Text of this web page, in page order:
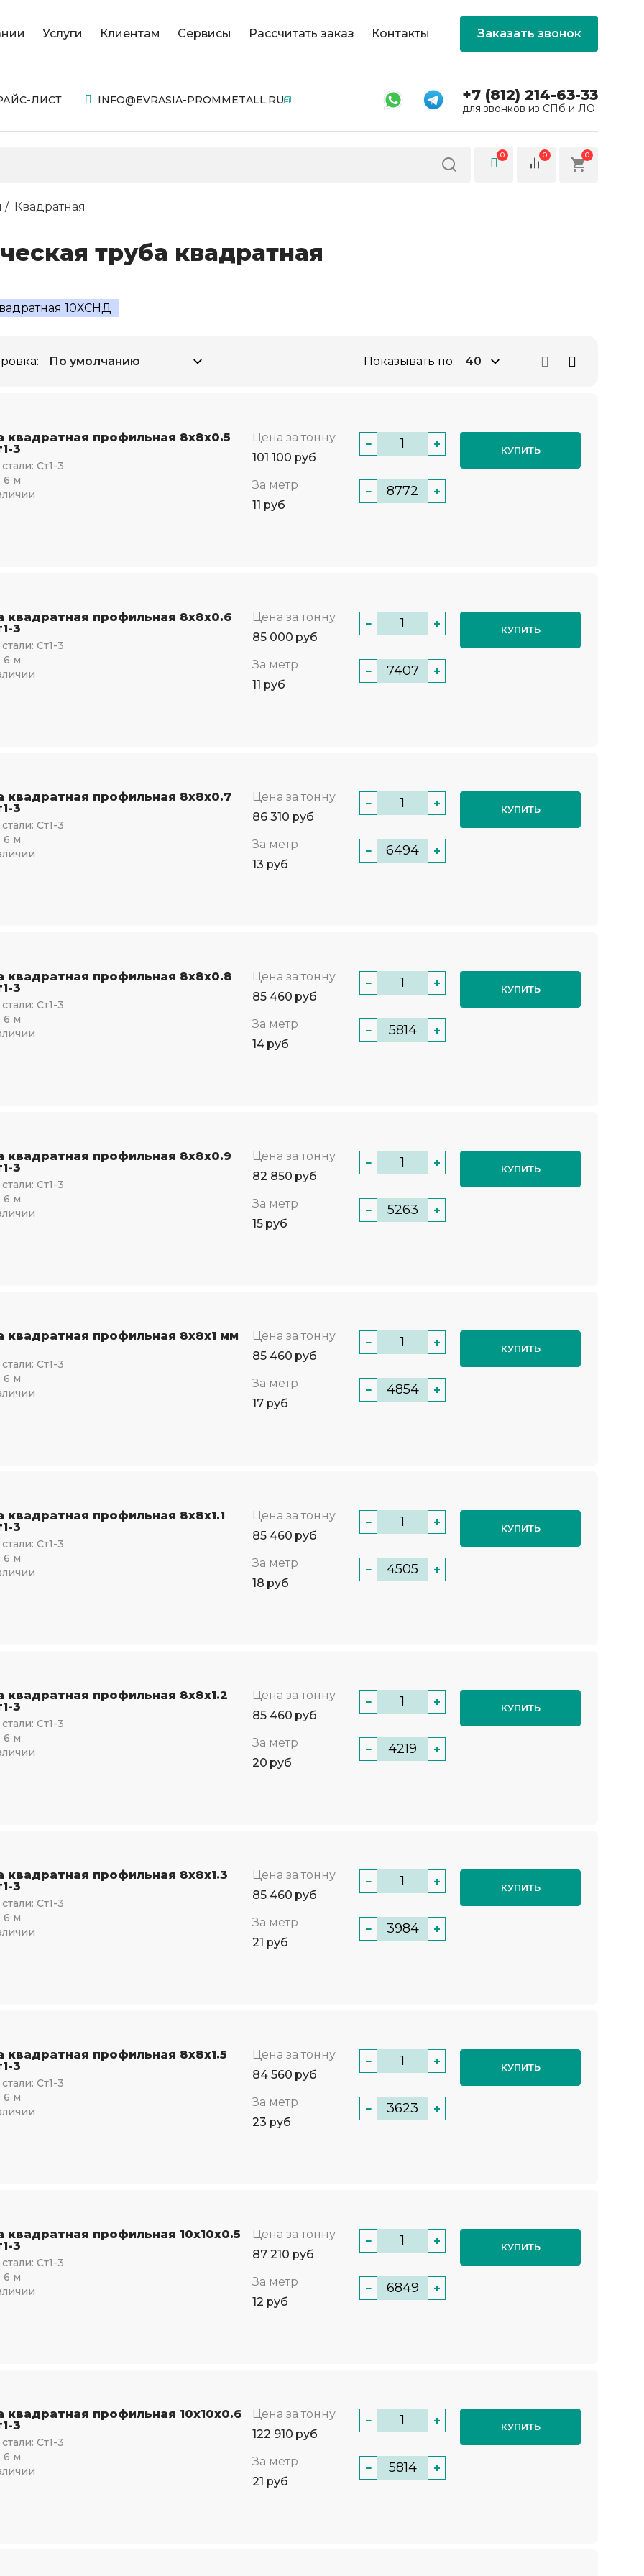
Услуги Клиентам Сервисы Рассчитать заказ Контакты Заказать звонок
ЛИСТ INFO@EVRASIA-PROMMETALL.RU +7 (812) 214-63-33
для звонков из СПб и ЛО
0 0 0
Квадратная
труба квадратная
10ХСНД
Показывать по:
квадратная профильная 8х8х0.5
3
Ст1-3
6 м
Цена за тонну
101 100 руб
− +
За метр
11 руб
− +
КУПИТЬ
квадратная профильная 8х8х0.6
3
Ст1-3
6 м
Цена за тонну
85 000 руб
− +
За метр
11 руб
− +
КУПИТЬ
квадратная профильная 8х8х0.7
3
Ст1-3
6 м
Цена за тонну
86 310 руб
− +
За метр
13 руб
− +
КУПИТЬ
квадратная профильная 8х8х0.8
3
Ст1-3
6 м
Цена за тонну
85 460 руб
− +
За метр
14 руб
− +
КУПИТЬ
квадратная профильная 8х8х0.9
3
Ст1-3
6 м
Цена за тонну
82 850 руб
− +
За метр
15 руб
− +
КУПИТЬ
квадратная профильная 8х8х1 мм
Ст1-3
6 м
Цена за тонну
85 460 руб
− +
За метр
17 руб
− +
КУПИТЬ
квадратная профильная 8х8х1.1
3
Ст1-3
6 м
Цена за тонну
85 460 руб
− +
За метр
18 руб
− +
КУПИТЬ
квадратная профильная 8х8х1.2
3
Ст1-3
6 м
Цена за тонну
85 460 руб
− +
За метр
20 руб
− +
КУПИТЬ
квадратная профильная 8х8х1.3
3
Ст1-3
6 м
Цена за тонну
85 460 руб
− +
За метр
21 руб
− +
КУПИТЬ
квадратная профильная 8х8х1.5
3
Ст1-3
6 м
Цена за тонну
84 560 руб
− +
За метр
23 руб
− +
КУПИТЬ
квадратная профильная 10х10х0.5
3
Ст1-3
6 м
Цена за тонну
87 210 руб
− +
За метр
12 руб
− +
КУПИТЬ
квадратная профильная 10х10х0.6
3
Ст1-3
6 м
Цена за тонну
122 910 руб
− +
За метр
21 руб
− +
КУПИТЬ